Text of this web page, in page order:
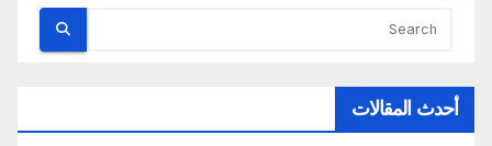
أحدث المقالات